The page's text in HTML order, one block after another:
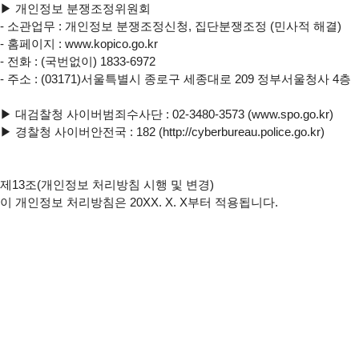
▶ 개인정보 분쟁조정위원회
- 소관업무 : 개인정보 분쟁조정신청, 집단분쟁조정 (민사적 해결)
- 홈페이지 : www.kopico.go.kr
- 전화 : (국번없이) 1833-6972
- 주소 : (03171)서울특별시 종로구 세종대로 209 정부서울청사 4층
▶ 대검찰청 사이버범죄수사단 : 02-3480-3573 (www.spo.go.kr)
▶ 경찰청 사이버안전국 : 182 (http://cyberbureau.police.go.kr)
제13조(개인정보 처리방침 시행 및 변경)
이 개인정보 처리방침은 20XX. X. X부터 적용됩니다.